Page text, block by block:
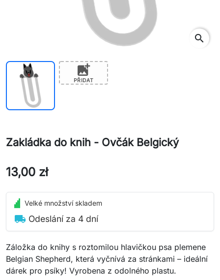
search
add_photo_alternate
PŘIDAT
Zakládka do knih - Ovčák Belgický
13,00 zł
Velké množství skladem
local_shipping Odeslání za 4 dní
Záložka do knihy s roztomilou hlavičkou psa plemene
Belgian Shepherd, která vyčnívá za stránkami – ideální
dárek pro psíky! Vyrobena z odolného plastu.